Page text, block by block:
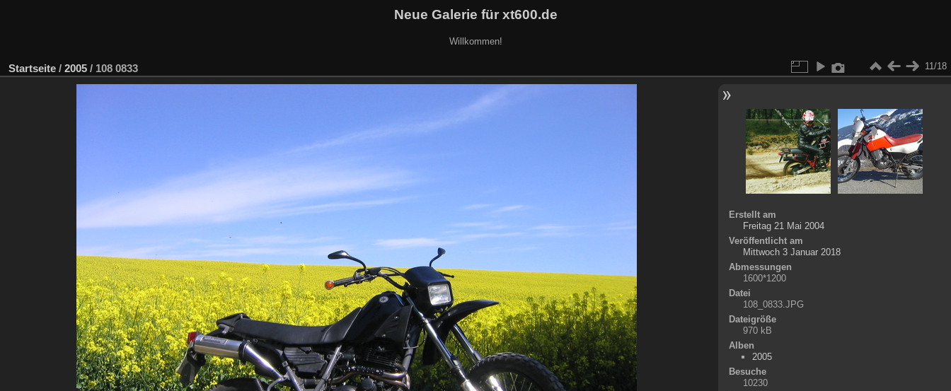
Neue Galerie für xt600.de
Willkommen!
Startseite / 2005 / 108 0833 11/18
Erstellt am
Freitag 21 Mai 2004
Veröffentlicht am
Mittwoch 3 Januar 2018
Abmessungen
1600*1200
Datei
108_0833.JPG
Dateigröße
970 kB
Alben
2005
Besuche
10230